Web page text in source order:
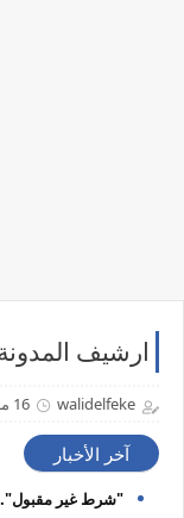
ارشيف
walidelfeke 16 مارس 2022
آخر الأخبار
"شرط غير مقبول"..